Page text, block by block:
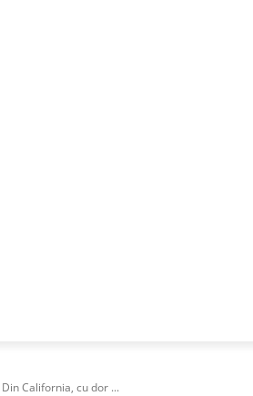
Din California, cu dor ...